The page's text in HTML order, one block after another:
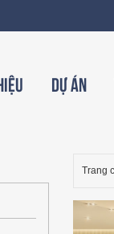
Dự án
Trang